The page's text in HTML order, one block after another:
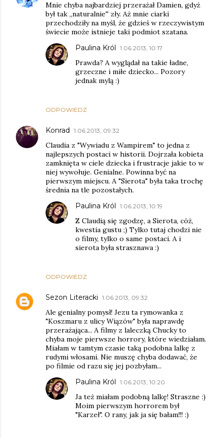
Mnie chyba najbardziej przerażał Damien, gdyż
był tak ,,naturalnie'' zły. Aż mnie ciarki
przechodziły na myśl, że gdzieś w rzeczywistym
świecie może istnieje taki podmiot szatana.
ODPOWIEDZ
Paulina Król 1.06.2013, 10:17
Prawda? A wyglądał na takie ładne,
grzeczne i miłe dziecko... Pozory
jednak mylą :)
Konrad 1.06.2013, 09:32
Claudia z "Wywiadu z Wampirem" to jedna z
najlepszych postaci w historii. Dojrzała kobieta
zamknięta w ciele dziecka i frustracje jakie to w
niej wywołuje. Genialne. Powinna być na
pierwszym miejscu. A "Sierota" była taka trochę
średnia na tle pozostałych.
ODPOWIEDZ
Paulina Król 1.06.2013, 10:19
Z Claudią się zgodzę, a Sierota, cóż,
kwestia gustu ;) Tylko tutaj chodzi nie
o filmy, tylko o same postaci. A i
sierota była strasznawa :)
Sezon Literacki 1.06.2013, 09:32
Ale genialny pomysł! Jezu ta rymowanka z
"Koszmaru z ulicy Wiązów" była naprawdę
przerażająca... A filmy z laleczką Chucky to
chyba moje pierwsze horrory, które wiedziałam.
Miałam w tamtym czasie taką podobna lalkę z
rudymi włosami. Nie muszę chyba dodawać, że
po filmie od razu się jej pozbyłam...
Paulina Król 1.06.2013, 10:20
Ja też miałam podobną lalkę! Straszne :)
Moim pierwszym horrorem był
"Karzeł". O rany, jak ja się bałam!!! :)